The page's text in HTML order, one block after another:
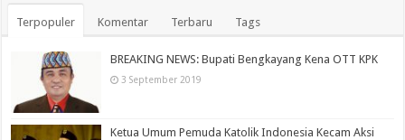
Terpopuler Komentar Terbaru Tags
BREAKING NEWS: Bupati Bengkayang Kena OTT KPK
3 September 2019
Ketua Umum Pemuda Katolik Indonesia Kecam Aksi